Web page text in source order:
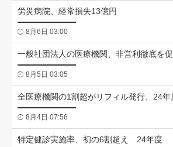
労災病院、経常損失13億円
8月6日 03:00
一般社団法人の医療機関、非営利徹底を
8月5日 03:05
全医療機関の1割超がリフィル発行、24年
8月4日 07:56
特定健診実施率、初の6割超え 24年度